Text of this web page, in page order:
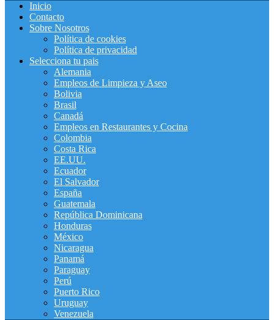
Inicio
Contacto
Sobre Nosotros
Política de cookies
Política de privacidad
Selecciona tu pais
Alemania
Empleos de Limpieza y Aseo
Bolivia
Brasil
Canadá
Empleos en Restaurantes y Cocina
Colombia
Costa Rica
EE.UU.
Ecuador
El Salvador
España
Guatemala
República Dominicana
Honduras
México
Nicaragua
Panamá
Paraguay
Perú
Puerto Rico
Uruguay
Venezuela